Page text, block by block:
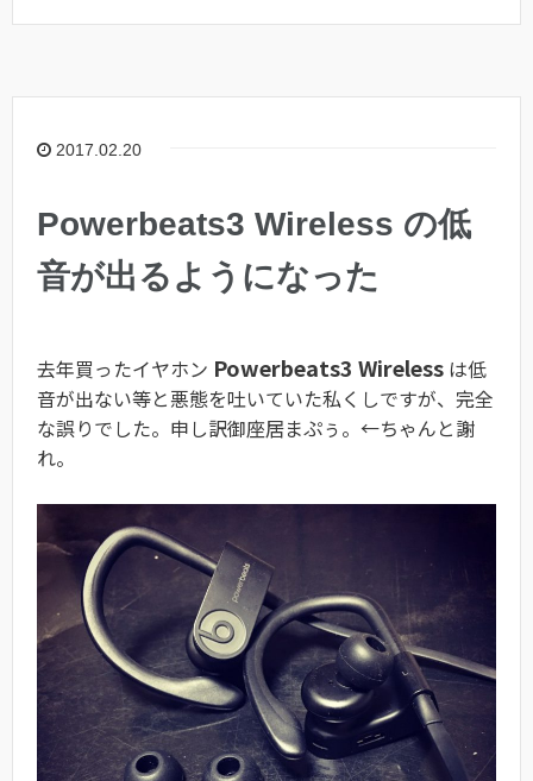
2017.02.20
Powerbeats3 Wireless の低
音が出るようになった
去年買ったイヤホン Powerbeats3 Wireless は低
音が出ない等と悪態を吐いていた私くしですが、完全
な誤りでした。申し訳御座居まぷぅ。←ちゃんと謝
れ。